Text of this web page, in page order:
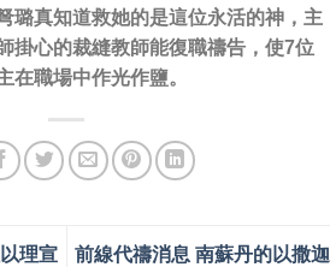
璐真知道救她的是這位永活的神，主
掛心的裁縫教師能復職禱告，使7位
在職場中作光作鹽。
理宣
前線代禱消息 南蘇丹的以撒迦